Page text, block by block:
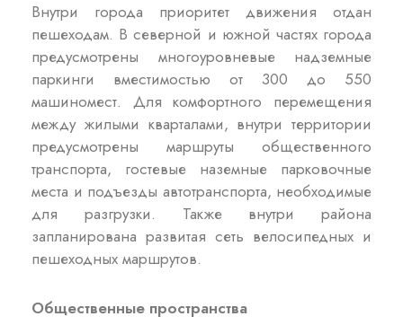
Внутри города приоритет движения отдан
пешеходам. В северной и южной частях города
предусмотрены многоуровневые надземные
паркинги вместимостью от 300 до 550
машиномест. Для комфортного перемещения
между жилыми кварталами, внутри территории
предусмотрены маршруты общественного
транспорта, гостевые наземные парковочные
места и подъезды автотранспорта, необходимые
для разгрузки. Также внутри района
запланирована развитая сеть велосипедных и
пешеходных маршрутов.
Общественные пространства